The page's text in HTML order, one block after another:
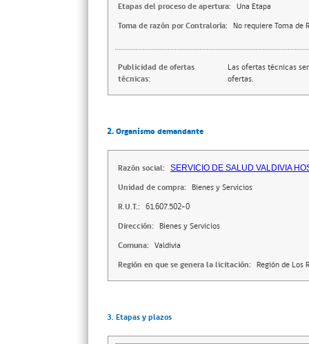
Etapas del proceso de apertura: Una Etapa
Toma de razón por Contraloría: No requiere Toma de
Publicidad de ofertas
técnicas:
Las ofertas técnicas
ofertas.
2. Organismo demandante
Razón social: SERVICIO DE SALUD VALDIVIA
Unidad de compra: Bienes y Servicios
R.U.T.: 61.607.502-0
Dirección: Bienes y Servicios
Comuna: Valdivia
Región en que se genera la licitación: Región de Los
3. Etapas y plazos